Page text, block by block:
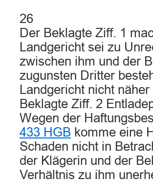
26
Der Beklagte Ziff. 1
Landgericht sei zu
zwischen ihm und der
zugunsten Dritter
Landgericht nicht
Beklagte Ziff. 2
Wegen der
433 HGB komme eine
Schaden nicht in
der Klägerin und der
Verhältnis zu ihm